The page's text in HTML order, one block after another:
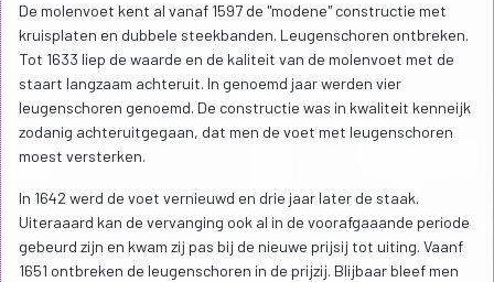
De molenvoet kent al vanaf 1597 de "modene" constructie met
kruisplaten en dubbele steekbanden. Leugenschoren ontbreken.
Tot 1633 liep de waarde en de kaliteit van de molenvoet met de
staart langzaam achteruit. In genoemd jaar werden vier
leugenschoren genoemd. De constructie was in kwaliteit kenneijk
zodanig achteruitgegaan, dat men de voet met leugenschoren
moest versterken.
In 1642 werd de voet vernieuwd en drie jaar later de staak.
Uiteraaard kan de vervanging ook al in de voorafgaaande periode
gebeurd zijn en kwam zij pas bij de nieuwe prijsij tot uiting. Vaanf
1651 ontbreken de leugenschoren in de prijzij. Blijbaar bleef men